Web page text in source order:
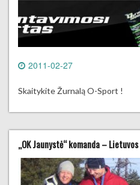
2011-02-27
Skaitykite Žurnalą O-Sport !
„OK Jaunystė“ komanda –